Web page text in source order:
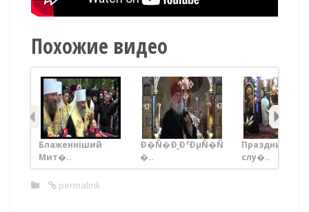
Похожие видео
Блаженніший
Мит�..
Ð�Ñ�Ð¸Ð²ÐµÑ�Ñ
�..
Праздничная
слу�..
permalink